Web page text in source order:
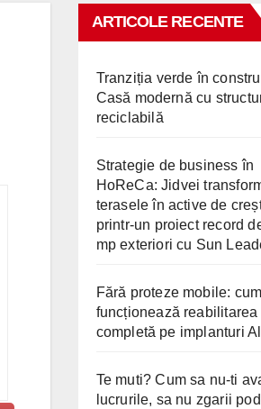
ARTICOLE RECENTE
Tranziția verde în
Casă modernă cu
reciclabilă
Strategie de business în
HoReCa: Jidvei
terasele în active de
printr-un proiect record
mp exteriori cu Sun
Fără proteze mobile: cum
funcționează reabilitarea
completă pe implanturi
Te muti? Cum sa nu-ti
lucrurile, sa nu zgarii